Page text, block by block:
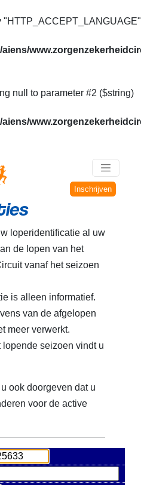
"HTTP_ACCEPT_LANGUAGE"
null to parameter #2 ($string)
Inschrijven
loperidentificatie al uw
de lopen van het
vanaf het seizoen
is alleen informatief.
van de afgelopen
meer verwerkt.
seizoen vindt u
ook doorgeven dat u
voor de active